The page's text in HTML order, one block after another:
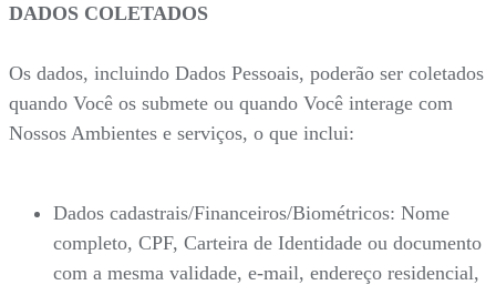
DADOS COLETADOS
Os dados, incluindo Dados Pessoais, poderão ser coletados
quando Você os submete ou quando Você interage com
Nossos Ambientes e serviços, o que inclui:
Dados cadastrais/Financeiros/Biométricos: Nome
completo, CPF, Carteira de Identidade ou documento
com a mesma validade, e-mail, endereço residencial,